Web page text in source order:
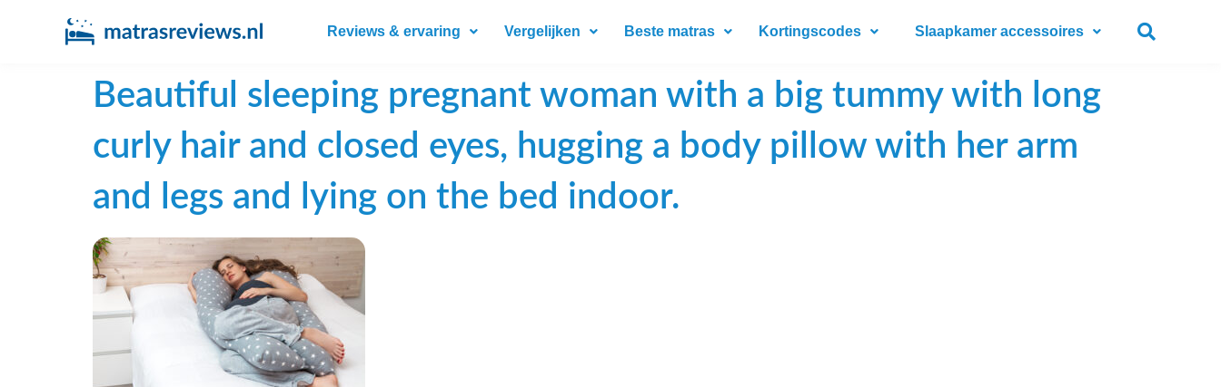
Reviews & ervaring Vergelijken Beste matras Kortingscodes Slaapkamer accessoires
Beautiful sleeping pregnant woman with a big tummy with long
curly hair and closed eyes, hugging a body pillow with her arm
and legs and lying on the bed indoor.